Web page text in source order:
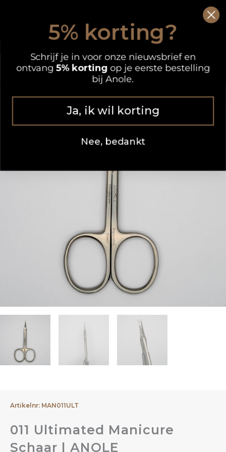
inhoud
Artikelnr: MAN011ULT
011 Ultimated Manicure
Schaar | ANOLE
5% korting?
Schrijf je in voor onze nieuwsbrief en
ontvang5% korting op je eerste bestelling
bij Anole.
Ja, ik wil korting
Nee, bedankt